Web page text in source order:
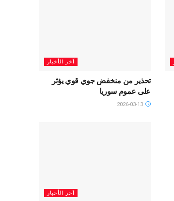
آخر الأخبار
تحذير من منخفض جوي قوي يؤثر
على عموم سوريا
آخر الأخبار